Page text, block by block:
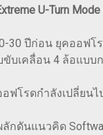
U-Turn
30 ปีก่อน ยุคออฟโ
ขับเคลื่อน 4 ล้อแ
ฟโรดกำลังเปลี่ยนไ
กดันแนวคิด